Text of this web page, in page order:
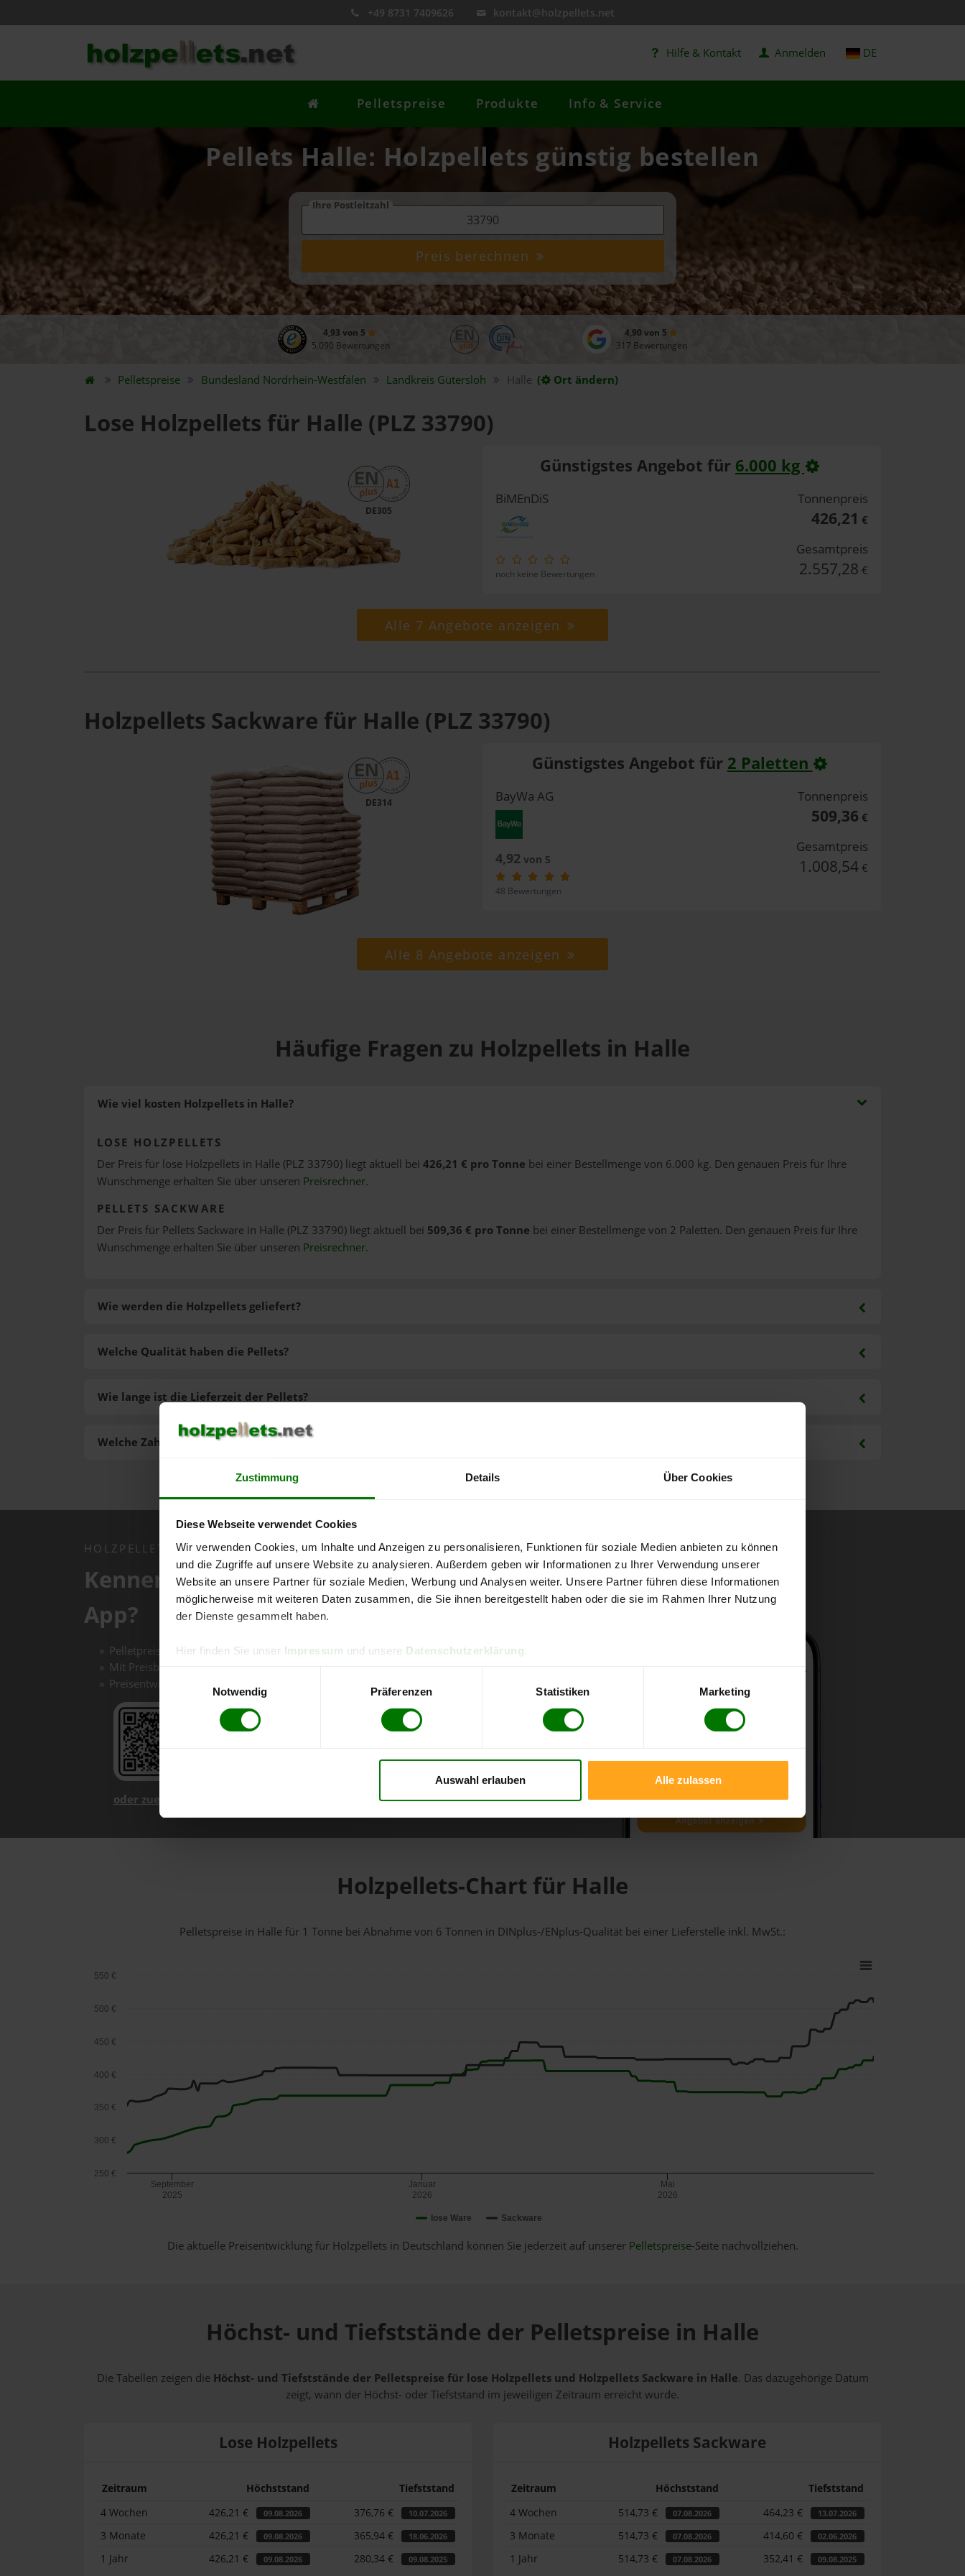
Zustimmung Details Über Cookies
Diese Webseite verwendet Cookies
Wir verwenden Cookies, um Inhalte und Anzeigen zu personalisieren, Funktionen für soziale Medien anbieten zu können
und die Zugriffe auf unsere Website zu analysieren. Außerdem geben wir Informationen zu Ihrer Verwendung unserer
Website an unsere Partner für soziale Medien, Werbung und Analysen weiter. Unsere Partner führen diese Informationen
möglicherweise mit weiteren Daten zusammen, die Sie ihnen bereitgestellt haben oder die sie im Rahmen Ihrer Nutzung
der Dienste gesammelt haben.
Hier finden Sie unser Impressum und unsere Datenschutzerklärung
Notwendig
Präferenzen Statistiken Marketing
Auswahl erlauben Alle zulassen
+49 8731 7409626 kontakt@holzpellets.net
Hilfe & Kontakt Anmelden DE
Pelletspreise Produkte Info & Service
Pellets Halle: Holzpellets günstig bestellen
Ihre Postleitzahl
Preis berechnen
4,93 von 5
5.090 Bewertungen
4,90 von 5
317 Bewertungen
Pelletspreise Bundesland Nordrhein-Westfalen Landkreis Gütersloh Halle ( Ort ändern)
Lose Holzpellets für Halle (PLZ 33790)
DE305
Günstigstes Angebot für 6.000 kg
BiMEnDiS
noch keine Bewertungen
Tonnenpreis
426,21 €
Gesamtpreis
2.557,28 €
Alle 7 Angebote anzeigen
Holzpellets Sackware für Halle (PLZ 33790)
DE314
Günstigstes Angebot für 2 Paletten
BayWa AG
4,92von 5
48 Bewertungen
Tonnenpreis
509,36 €
Gesamtpreis
1.008,54 €
Alle 8 Angebote anzeigen
Häufige Fragen zu Holzpellets in Halle
Wie viel kosten Holzpellets in Halle?
LOSE HOLZPELLETS
Der Preis für lose Holzpellets in Halle (PLZ 33790) liegt aktuell bei 426,21 € pro Tonne bei einer Bestellmenge von 6.000 kg. Den genauen Preis für Ihre
Wunschmenge erhalten Sie über unseren Preisrechner.
PELLETS SACKWARE
Der Preis für Pellets Sackware in Halle (PLZ 33790) liegt aktuell bei 509,36 € pro Tonne bei einer Bestellmenge von 2 Paletten. Den genauen Preis für Ihre
Wunschmenge erhalten Sie über unseren Preisrechner.
Wie werden die Holzpellets geliefert?
Welche Zahlungsarten gibt es?
Welche Qualität haben die Pellets?
Wie lange ist die Lieferzeit der Pellets?
HOLZPELLETS.NET APP
Kennen Sie schon unsere kostenlose
App?
Pelletpreise mit einem Klick vergleichen und direkt online bestellen
Mit Preisbenachrichtigungen immer auf dem aktuellen Stand
Preisentwicklungen im Chart einfach nachverfolgen
oder zuerst mehr über unsere App erfahren
Holzpellets-Chart für Halle
Pelletspreise in Halle für 1 Tonne bei Abnahmevon 6 Tonnen in DINplus-/ENplus-Qualität bei einer Lieferstelle inkl. MwSt.:
lose Ware Sackware
September
2025
Januar
2026
Mai
2026
250 €
300 €
350 €
400 €
450 €
500 €
550 €
Die aktuelle Preisentwicklung für Holzpellets in Deutschland können Sie jederzeit auf unserer Pelletspreise-Seite nachvollziehen.
Höchst- und Tiefststände der Pelletspreise in Halle
Die Tabellen zeigen die Höchst- und Tiefststände der Pelletspreise für lose Holzpellets und Holzpellets Sackware in Halle. Das dazugehörige Datum
zeigt, wann der Höchst- oder Tiefststand im jeweiligen Zeitraum erreicht wurde.
Lose Holzpellets
Zeitraum Höchststand
Tiefststand
4 Wochen
426,21 € 09.08.2026 376,76 € 10.07.2026
3 Monate 426,21 € 09.08.2026 365,94 € 18.06.2026
1 Jahr 426,21 € 09.08.2026 280,34 € 09.08.2025
Holzpellets Sackware
Zeitraum Höchststand
Tiefststand
4 Wochen
514,73 € 07.08.2026 464,23 € 13.07.2026
3 Monate 514,73 € 07.08.2026 414,60 € 02.06.2026
1 Jahr 514,73 € 07.08.2026 352,41 € 09.08.2025